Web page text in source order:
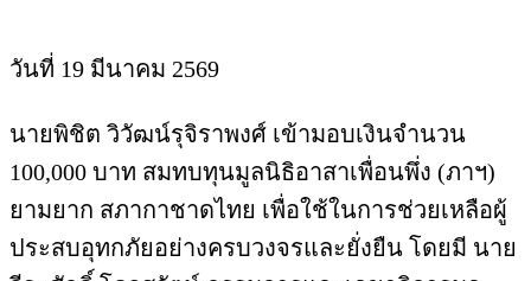
วันที่ 19 มีนาคม 2569
นายพิชิต วิวัฒน์รุจิราพงศ์ เข้ามอบเงินจำนวน
100,000 บาท สมทบทุนมูลนิธิอาสาเพื่อนพึ่ง (ภาฯ)
ยามยาก สภากาชาดไทย เพื่อใช้ในการช่วยเหลือผู้
ประสบอุทกภัยอย่างครบวงจรและยั่งยืน โดยมี นาย